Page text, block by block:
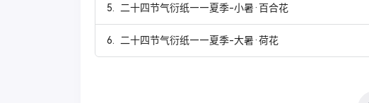
5. 二十四节气衍纸——夏季-小暑·百合花
6. 二十四节气衍纸——夏季-大暑·荷花